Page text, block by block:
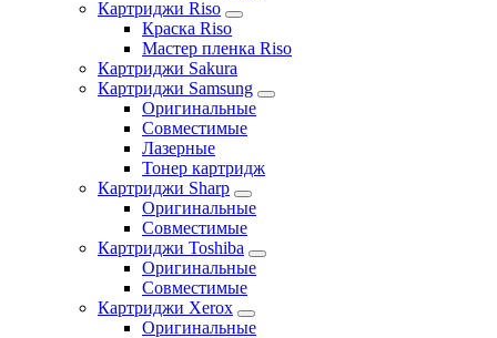
Картриджи Riso
Краска Riso
Мастер пленка Riso
Картриджи Sakura
Картриджи Samsung
Оригинальные
Совместимые
Лазерные
Тонер картридж
Картриджи Sharp
Оригинальные
Совместимые
Картриджи Toshiba
Оригинальные
Совместимые
Картриджи Xerox
Оригинальные